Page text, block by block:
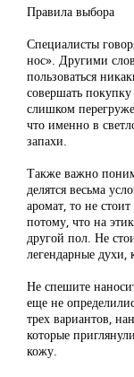
Правила выбора
Специалисты
нос». Другими
пользоваться
совершать
слишком
что именно в
запахи.
Также важно
делятся весьма
аромат, то не
потому, что на
другой пол. Не
легендарные духи,
Не спешите
еще не
трех вариантов,
которые
кожу.